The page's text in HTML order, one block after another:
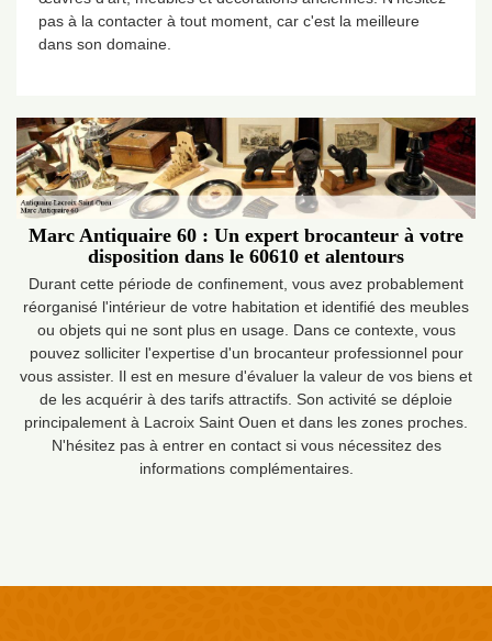
pas à la contacter à tout moment, car c'est la meilleure
dans son domaine.
Marc Antiquaire 60 : Un expert brocanteur à votre
disposition dans le 60610 et alentours
Durant cette période de confinement, vous avez probablement
réorganisé l'intérieur de votre habitation et identifié des meubles
ou objets qui ne sont plus en usage. Dans ce contexte, vous
pouvez solliciter l'expertise d'un brocanteur professionnel pour
vous assister. Il est en mesure d'évaluer la valeur de vos biens et
de les acquérir à des tarifs attractifs. Son activité se déploie
principalement à Lacroix Saint Ouen et dans les zones proches.
N'hésitez pas à entrer en contact si vous nécessitez des
informations complémentaires.